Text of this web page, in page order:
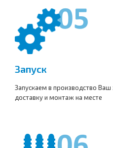
Запуск
Запускаем в производство
доставку и монтаж на месте